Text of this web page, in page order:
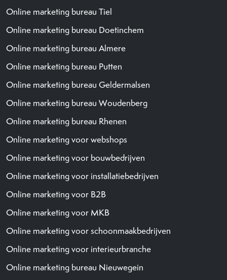
Online marketing bureau Tiel
Online marketing bureau Doetinchem
Online marketing bureau Almere
Online marketing bureau Putten
Online marketing bureau Geldermalsen
Online marketing bureau Woudenberg
Online marketing bureau Rhenen
Online marketing voor webshops
Online marketing voor bouwbedrijven
Online marketing voor installatiebedrijven
Online marketing voor B2B
Online marketing voor MKB
Online marketing voor schoonmaakbedrijven
Online marketing voor interieurbranche
Online marketing bureau Nieuwegein